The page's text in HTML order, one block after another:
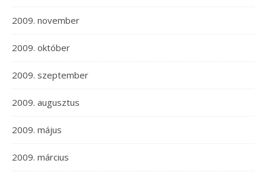
2009. november
2009. október
2009. szeptember
2009. augusztus
2009. május
2009. március